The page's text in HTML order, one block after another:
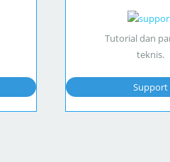
Tutorial dan
teknis.
Support